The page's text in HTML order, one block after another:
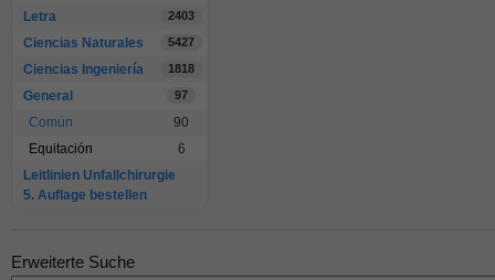
Letra 2403
Ciencias Naturales 5427
Ciencias Ingeniería 1818
General 97
Común
90
Equitación
6
Leitlinien Unfallchirurgie
5. Auflage bestellen
Erweiterte Suche